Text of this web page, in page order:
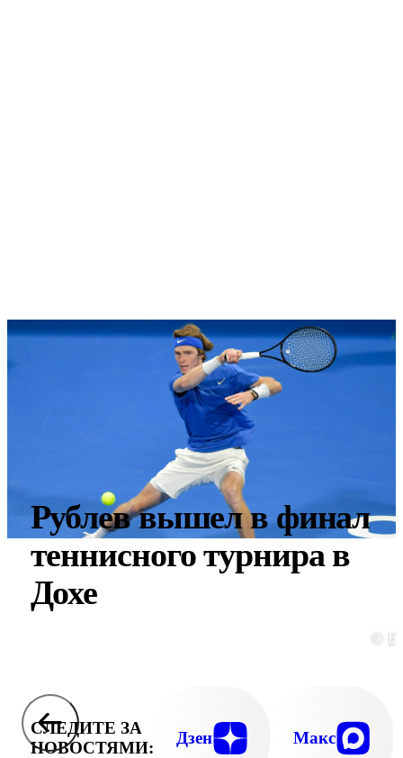
Рублев вышел в финал
теннисного турнира в
Дохе
©
СЛЕДИТЕ ЗА
НОВОСТЯМИ:
Дзен Макс